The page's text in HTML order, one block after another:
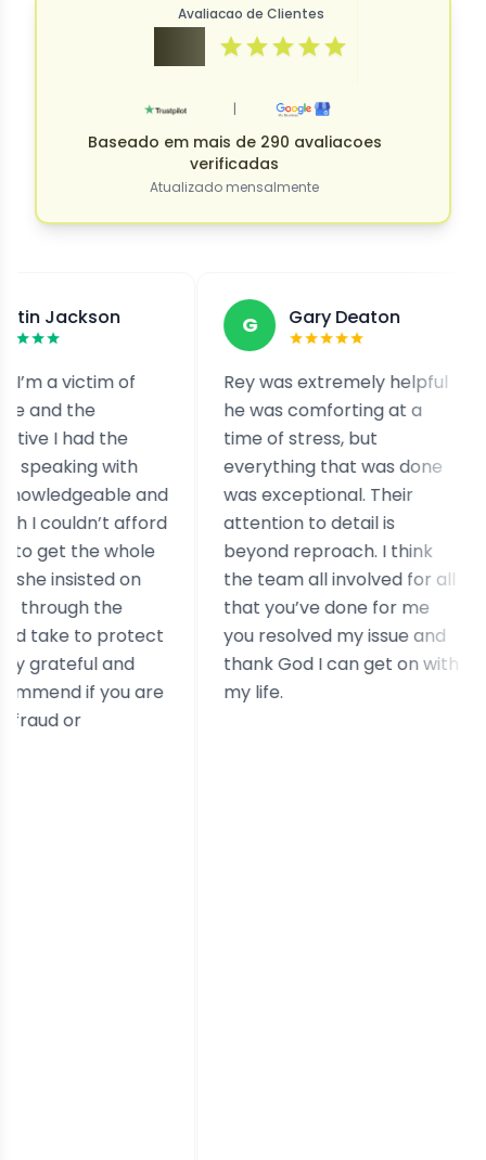
Avaliacao de Clientes
|
Baseado em mais de 290 avaliacoes
verificadas
Atualizado mensalmente
of
the
with
and
afford
whole
on
protect
and
are
Gary Deaton
Rey was extremely helpful
he was comforting at a
time of stress, but
everything that was done
was exceptional. Their
attention to detail is
beyond reproach. I think
the team all involved for all
that you’ve done for me
you resolved my issue and
thank God I can get on with
my life.
I was
out.